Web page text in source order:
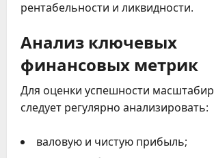
рентабельности и ликвидности.
Анализ ключевых
финансовых метрик
Для оценки успешности
следует регулярно анализировать:
валовую и чистую прибыль;